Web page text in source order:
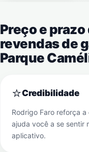
Preço e
revendas de
Parque
⭐Credibilidade
Rodrigo Faro reforça
ajuda você a se sentir
aplicativo.